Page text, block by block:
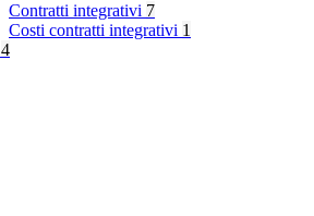
Contratti integrativi 7
Costi contratti integrativi 1
4